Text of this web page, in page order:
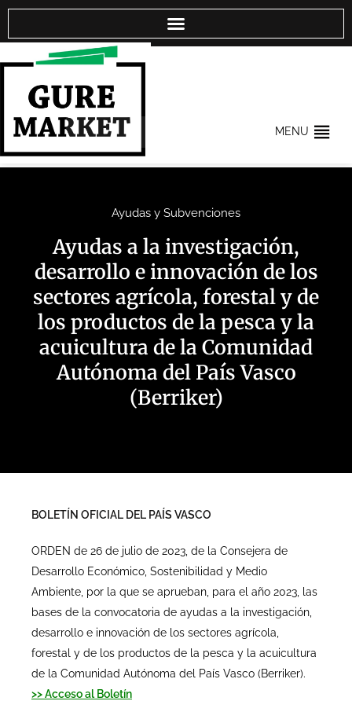
MENU
Ayudas y Subvenciones
Ayudas a la investigación,
desarrollo e innovación de los
sectores agrícola, forestal y de
los productos de la pesca y la
acuicultura de la Comunidad
Autónoma del País Vasco
(Berriker)
BOLETÍN OFICIAL DEL PAÍS VASCO
ORDEN de 26 de julio de 2023, de la Consejera de
Desarrollo Económico, Sostenibilidad y Medio
Ambiente, por la que se aprueban, para el año 2023, las
bases de la convocatoria de ayudas a la investigación,
desarrollo e innovación de los sectores agrícola,
forestal y de los productos de la pesca y la acuicultura
de la Comunidad Autónoma del País Vasco (Berriker).
>> Acceso al Boletín